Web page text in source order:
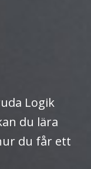
Logik
du lära
du får ett